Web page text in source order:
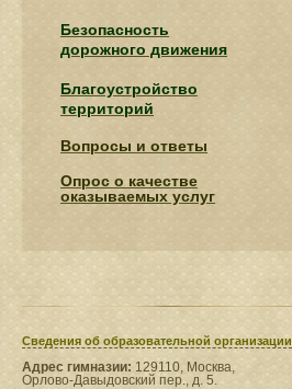
Безопасность
дорожного движения
Благоустройство
территорий
Вопросы и ответы
Опрос о качестве
оказываемых услуг
Сведения​ об образовательной организации
Адрес гимназии: 129110, Москва,
Орлово-Давыдовский пер., д. 5.